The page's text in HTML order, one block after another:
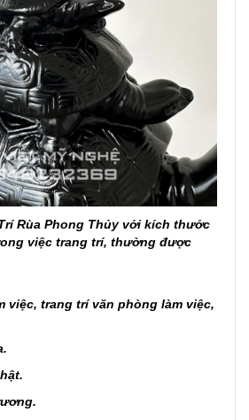
Rùa Phong Thủyvới kích thước
việc trang trí, thường được
việc, trang trí văn phòng làm việc,